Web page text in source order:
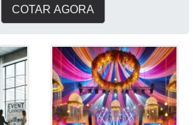
COTAR AGORA